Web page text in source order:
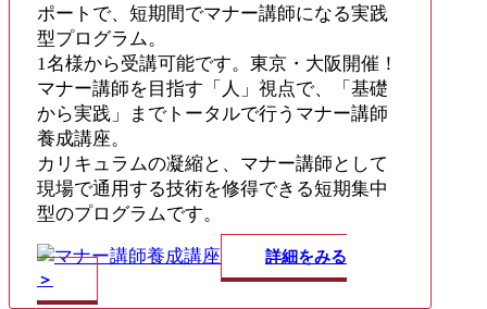
ポートで、短期間でマナー講師になる実践
型プログラム。
1名様から受講可能です。東京・大阪開催！
マナー講師を目指す「人」視点で、「基礎
から実践」までトータルで行うマナー講師
養成講座。
カリキュラムの凝縮と、マナー講師として
現場で通用する技術を修得できる短期集中
型のプログラムです。
詳細をみる
＞